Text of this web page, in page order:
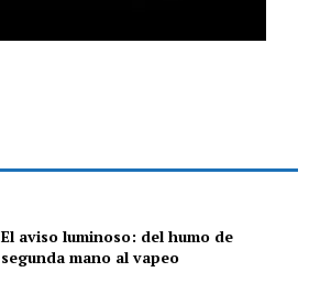
El aviso luminoso: del humo de
segunda mano al vapeo